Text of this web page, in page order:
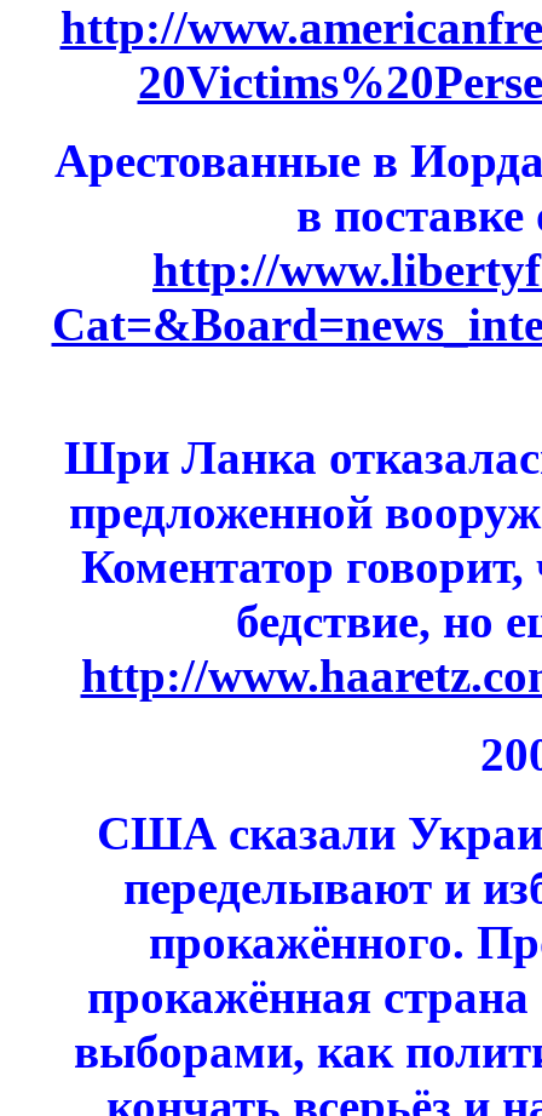
http://
Арестованные в
в
http://
Шри Ланка
предложенной
Коментатор говорит,
бедствие, но
http://
США сказали
переделывают и
прокажённого.
прокажённая
выборами, как